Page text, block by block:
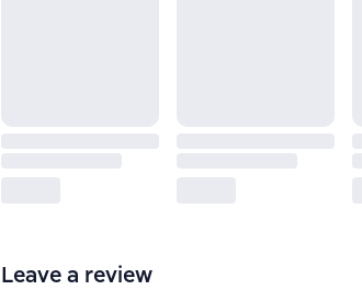
Leave a review